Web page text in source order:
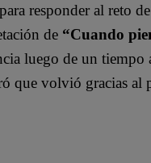
responder al reto
de “Cuando
luego de un tiempo
que volvió gracias al